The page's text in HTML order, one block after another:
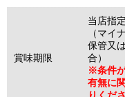
賞味期限
当店指
（マイ
保管又
合）
※条件
有無に